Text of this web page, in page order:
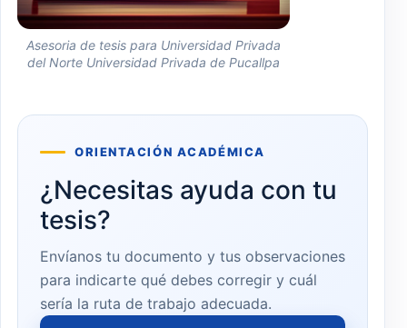
Asesoria de tesis para Universidad Privada
del Norte Universidad Privada de Pucallpa
ORIENTACIÓN ACADÉMICA
¿Necesitas ayuda con tu
tesis?
Envíanos tu documento y tus observaciones
para indicarte qué debes corregir y cuál
sería la ruta de trabajo adecuada.